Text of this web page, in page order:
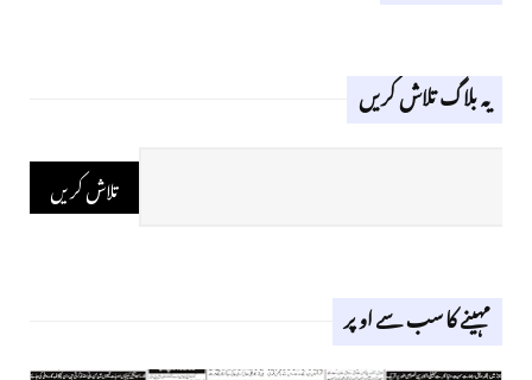
یہ بلاگ تلاش کریں
مہینے کا سب سے اوپر